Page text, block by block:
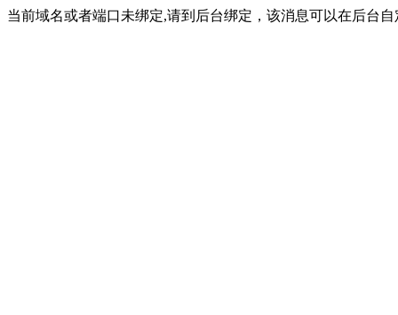
当前域名或者端口未绑定,请到后台绑定，该消息可以在后台自